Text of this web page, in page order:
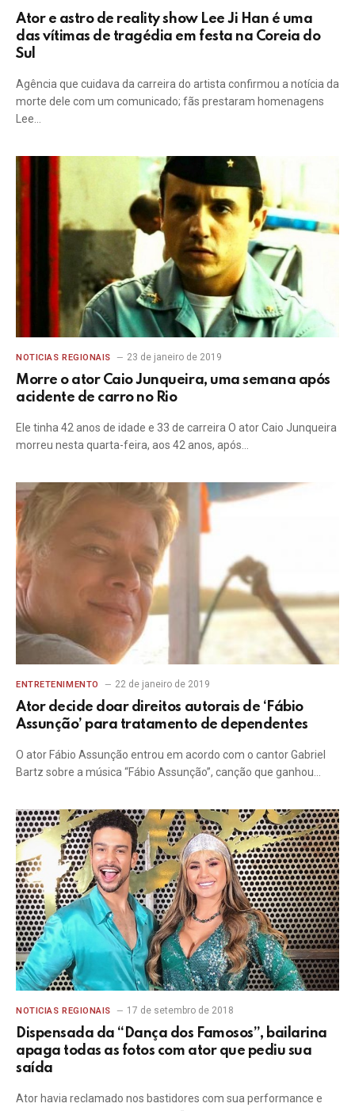
Ator e astro de reality show Lee Ji Han é uma
das vítimas de tragédia em festa na Coreia do
Sul
Agência que cuidava da carreira do artista confirmou a notícia da
morte dele com um comunicado; fãs prestaram homenagens
Lee…
NOTICIAS REGIONAIS 23 de janeiro de 2019
Morre o ator Caio Junqueira, uma semana após
acidente de carro no Rio
Ele tinha 42 anos de idade e 33 de carreira O ator Caio Junqueira
morreu nesta quarta-feira, aos 42 anos, após…
ENTRETENIMENTO 22 de janeiro de 2019
Ator decide doar direitos autorais de ‘Fábio
Assunção’ para tratamento de dependentes
O ator Fábio Assunção entrou em acordo com o cantor Gabriel
Bartz sobre a música “Fábio Assunção”, canção que ganhou…
NOTICIAS REGIONAIS 17 de setembro de 2018
Dispensada da “Dança dos Famosos”, bailarina
apaga todas as fotos com ator que pediu sua
saída
Ator havia reclamado nos bastidores com sua performance e